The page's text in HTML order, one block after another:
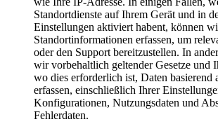
Standortdienste auf Ihrem Gerät und in
Einstellungen aktiviert habent, können
Standortinformationen erfassen, um
oder den Support bereitzustellen. In
wir vorbehaltlich geltender Gesetze und
wo dies erforderlich ist, Daten basierend
erfassen, einschließlich Ihrer
Konfigurationen, Nutzungsdaten und
Fehlerdaten.